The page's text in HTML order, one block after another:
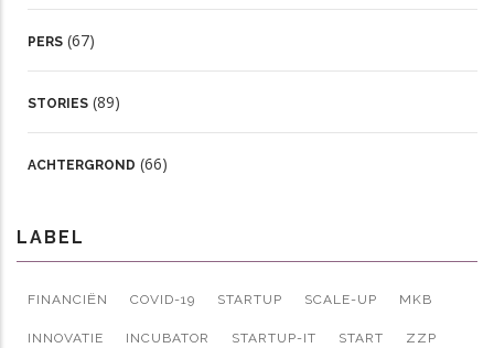
PERS (67)
STORIES (89)
ACHTERGROND (66)
LABEL
FINANCIËN COVID-19 STARTUP SCALE-UP MKB
INNOVATIE INCUBATOR STARTUP-IT START ZZP